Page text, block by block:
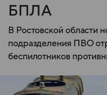
БПЛА
В Ростовской области
подразделения ПВО
беспилотников